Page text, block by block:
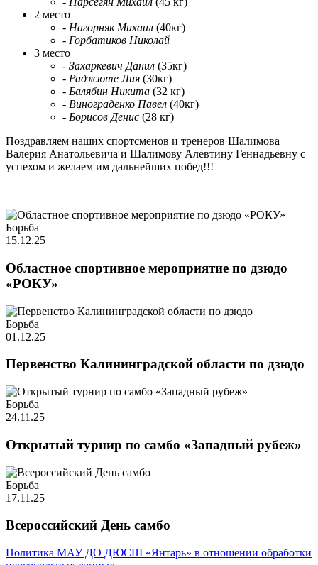
2 место
- Нагорняк Михаил (40кг)
- Горбатиков Николай
3 место
- Захаркевич Данил (35кг)
- Раджюте Лия (30кг)
- Балябин Никита (32 кг)
- Винограденко Павел (40кг)
- Борисов Денис (28 кг)
Поздравляем наших спортсменов и тренеров Шалимова
Валерия Анатольевича и Шалимову Алевтину Геннадьевну с
успехом и желаем им дальнейших побед!!!
Борьба
15.12.25
Областное спортивное мероприятие по дзюдо
«РОКУ»
Борьба
01.12.25
Первенство Калининградской области по дзюдо
Борьба
24.11.25
Открытый турнир по самбо «Западный рубеж»
Борьба
17.11.25
Всероссийский День самбо
Политика МАУ ДО ДЮСШ «Янтарь» в отношении обработки